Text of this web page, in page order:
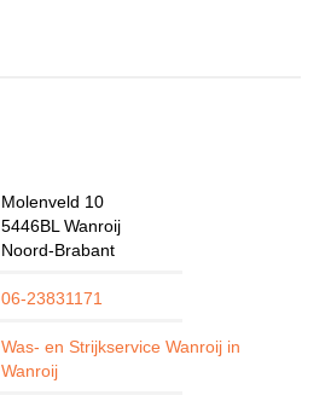
Molenveld 10
5446BL Wanroij
Noord-Brabant
06-23831171
Was- en Strijkservice Wanroij in
Wanroij